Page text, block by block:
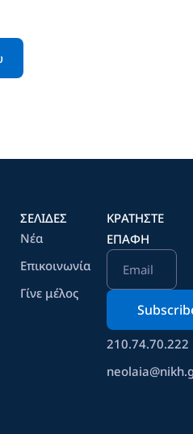
ΣΕΛΙΔΕΣ
Νέα
Επικοινωνία
Γίνε μέλος
ΚΡΑΤΉΣΤΕ
ΕΠΑΦΉ
Email
210.74.70.222